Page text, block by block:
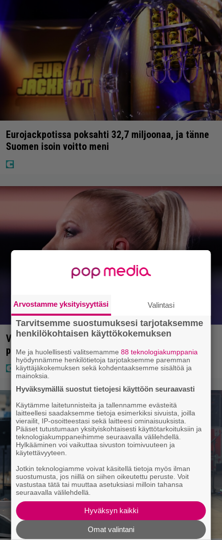
Eurojackpotissa poksahti 32,7 miljoonaa, ja tänne
Suomen isoin voitto meni
Vappu Pimiä sai huonoa palvelua ravintolassa –
pettyi siellä kahteen asiaan
Arvostamme yksityisyyttäsi Valintasi
Tarvitsemme suostumuksesi tarjotaksemme
henkilökohtaisen käyttökokemuksen
Me ja huolellisesti valitsemamme88 teknologiakumppania
hyödynnämme henkilötietoja tarjotaksemme paremman
käyttäjäkokemuksen sekä kohdentaaksemme sisältöä ja
mainoksia.
Hyväksymällä suostut tietojesi käyttöön seuraavasti
Käytämme laitetunnisteita ja tallennamme evästeitä
laitteellesi saadaksemme tietoja esimerkiksi sivuista, joilla
vierailit, IP-osoitteestasi sekä laitteesi ominaisuuksista.
Pääset tutustumaan yksityiskohtaisesti käyttötarkoituksiin ja
teknologiakumppaneihimme seuraavalla välilehdellä.
Hylkääminen voi vaikuttaa sivuston toimivuuteen ja
käytettävyyteen.
Jotkin teknologiamme voivat käsitellä tietoja myös ilman
suostumusta, jos niillä on siihen oikeutettu peruste. Voit
vastustaa tätä tai muuttaa asetuksiasi milloin tahansa
seuraavalla välilehdellä.
Hyväksyn kaikki
Omat valintani